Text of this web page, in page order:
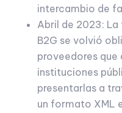
intercambio de
Abril de 2023:
B2G se volvió
proveedores
instituciones
presentarlas a
un formato XML